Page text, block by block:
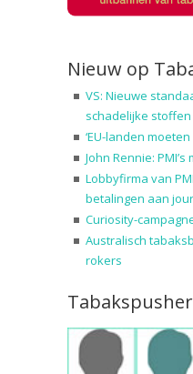
Nieuw op
VS: Nieuwe
schadelijke
‘EU-landen
John Rennie:
Lobbyfirma van
betalingen aan
Curiosity-
Australisch
rokers